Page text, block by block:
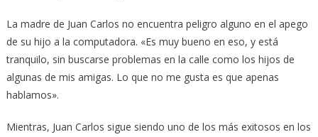
La madre de Juan Carlos no encuentra peligro alguno en el apego
de su hijo a la computadora. «Es muy bueno en eso, y está
tranquilo, sin buscarse problemas en la calle como los hijos de
algunas de mis amigas. Lo que no me gusta es que apenas
hablamos».
Mientras, Juan Carlos sigue siendo uno de los más exitosos en los